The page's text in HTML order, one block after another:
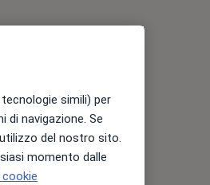
simili) per
navigazione. Se
del nostro sito.
momento dalle